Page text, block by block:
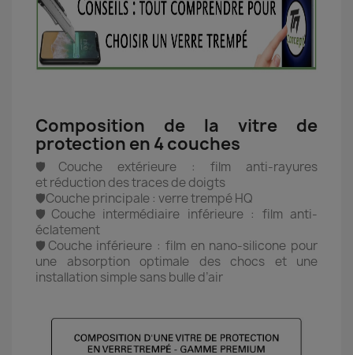
Composition de la vitre de
protection en 4 couches
🛡️Couche extérieure : film anti-rayures
et réduction des traces de doigts
🛡️Couche principale : verre trempé HQ
🛡️Couche intermédiaire inférieure : film anti-
éclatement
🛡️Couche inférieure : film en nano-silicone pour
une absorption optimale des chocs et une
installation simple sans bulle d’air